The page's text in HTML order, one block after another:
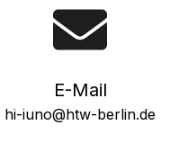
E-Mail
hi-iuno@htw-berlin.de